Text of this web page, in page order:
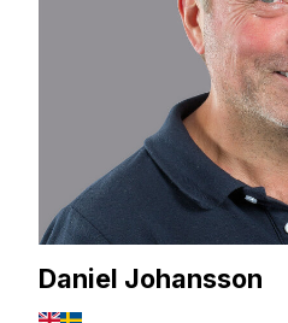
Daniel Johansson